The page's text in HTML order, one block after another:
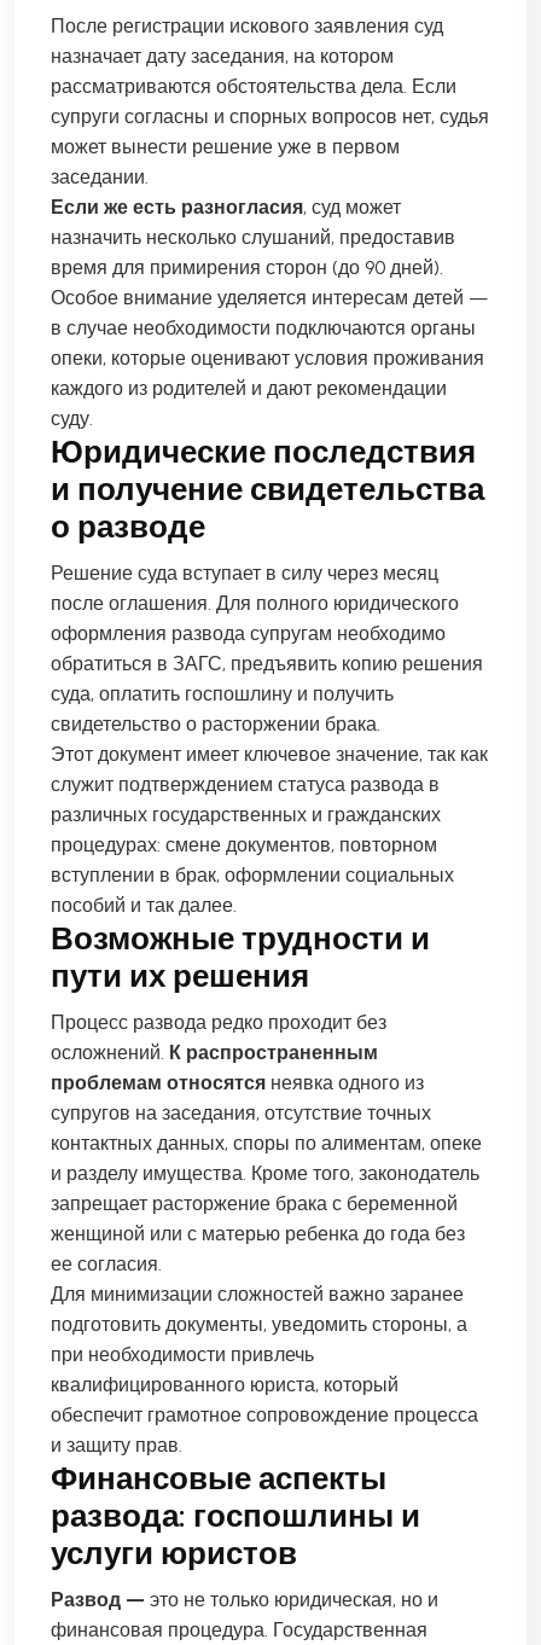
После регистрации искового заявления суд
назначает дату заседания, на котором
рассматриваются обстоятельства дела. Если
супруги согласны и спорных вопросов нет, судья
может вынести решение уже в первом
заседании.
Если же есть разногласия, суд может
назначить несколько слушаний, предоставив
время для примирения сторон (до 90 дней).
Особое внимание уделяется интересам детей —
в случае необходимости подключаются органы
опеки, которые оценивают условия проживания
каждого из родителей и дают рекомендации
суду.
Юридические последствия
и получение свидетельства
о разводе
Решение суда вступает в силу через месяц
после оглашения. Для полного юридического
оформления развода супругам необходимо
обратиться в ЗАГС, предъявить копию решения
суда, оплатить госпошлину и получить
свидетельство о расторжении брака.
Этот документ имеет ключевое значение, так как
служит подтверждением статуса развода в
различных государственных и гражданских
процедурах: смене документов, повторном
вступлении в брак, оформлении социальных
пособий и так далее.
Возможные трудности и
пути их решения
Процесс развода редко проходит без
осложнений. К распространенным
проблемам относятся неявка одного из
супругов на заседания, отсутствие точных
контактных данных, споры по алиментам, опеке
и разделу имущества. Кроме того, законодатель
запрещает расторжение брака с беременной
женщиной или с матерью ребенка до года без
ее согласия.
Для минимизации сложностей важно заранее
подготовить документы, уведомить стороны, а
при необходимости привлечь
квалифицированного юриста, который
обеспечит грамотное сопровождение процесса
и защиту прав.
Финансовые аспекты
развода: госпошлины и
услуги юристов
Развод — это не только юридическая, но и
финансовая процедура. Государственная